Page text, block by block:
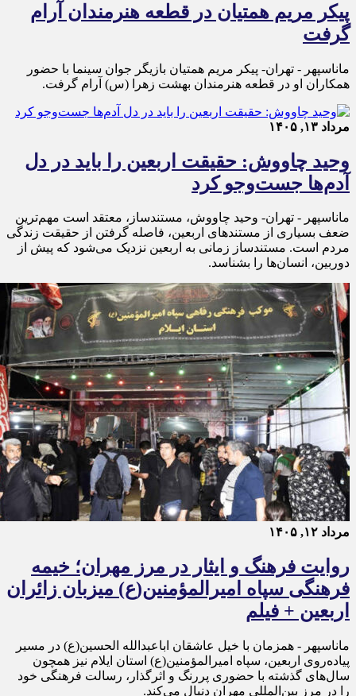
پیکر مریم همتیان در قطعه هنرمندان آرام
گرفت
ماناسپهر - تهران- پیکر مریم همتیان بازیگر جوان سینما با حضور
همکاران او در قطعه هنرمندان بهشت زهرا (س) آرام گرفت.
مرداد ۱۳, ۱۴۰۵
وحید چاووش: حقیقت اربعین را باید در دل
آدم‌ها جست‌وجو کرد
ماناسپهر - تهران- وحید چاووش، مستندساز، معتقد است مهم‌ترین
ضعف بسیاری از مستندهای اربعین، فاصله گرفتن از حقیقت زندگی
مردم است. مستندساز زمانی به اربعین نزدیک می‌شود که پیش از
دوربین، انسان‌ها را بشناسد.
مرداد ۱۲, ۱۴۰۵
روایت فرهنگ و ایثار در مرز مهران؛ خیمه
فرهنگی سپاه امیرالمؤمنین(ع) میزبان زائران
اربعین + فیلم
ماناسپهر - همزمان با خیل عاشقان اباعبدالله الحسین(ع) در مسیر
پیاده‌روی اربعین، سپاه امیرالمؤمنین(ع) استان ایلام نیز همچون
سال‌های گذشته با حضوری پررنگ و اثرگذار، رسالت فرهنگی خود
را در مرز بین‌المللی مهران دنبال می‌کند.